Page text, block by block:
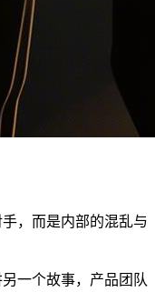
，而是内部的混乱与
一个故事，产品团队